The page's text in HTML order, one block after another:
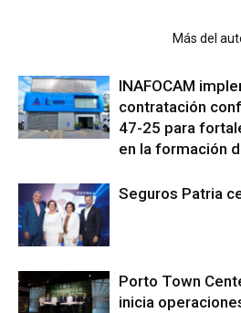
Más del
INAFOCAM
contratación
47-25 para
en la formación
Seguros Patria
Porto Town
inicia